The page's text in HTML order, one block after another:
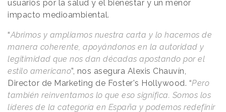
usuarios por la salud y el bienestar y un menor
impacto medioambiental.
“Abrimos y ampliamos nuestra carta y lo hacemos de
manera coherente, apoyándonos en la autoridad y
legitimidad que nos dan décadas apostando por el
estilo americano”, nos asegura Alexis Chauvín,
Director de Marketing de Foster's Hollywood. “Pero
también reinventamos lo que eso significa. Somos los
líderes de la categoría en España y podemos redefinir